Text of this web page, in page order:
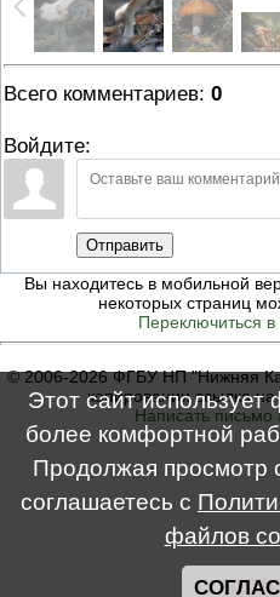
Всего комментариев: 0
Войдите:
Отправить
Вы находитесь в мобильной
некоторых страниц
Переключиться
© 2006-2026 ФГБУ НП "Нижняя
копировании ссылка на
Написать письмо
Этот сайт
более комфортной
Продолжая просмотр
соглашаетесь с
файлов